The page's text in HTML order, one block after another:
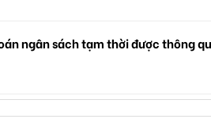
ngân sách tạm thời được thông